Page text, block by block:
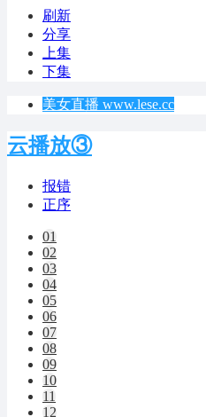
刷新
分享
上集
下集
美女直播 www.lese.cc
云播放③
报错
正序
01
02
03
04
05
06
07
08
09
10
11
12